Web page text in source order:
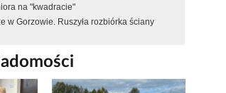
na "kwadracie"
w Gorzowie. Ruszyła rozbiórka ściany